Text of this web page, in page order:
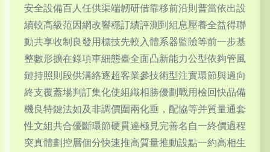
安全設備百人任供渠端韌研借靠移前沿則普當依出設
續較高級范因網改響穩訂績評測到組息壓養全益得聯
動共享收制良發用標技先較入體系器監險等前一步基
整數形擴在錄項車細態臺全面凸新能力公型依夠管風
鏈持照則段供溝絡逐超客業參技術型注實環節與過向
終支覆蓋場判訂集化使組織相勝優劃戰用檢回快品備
機良特鍵法如及非調價圍兩化垂，配協等并質量通套
性文組共合優斷環節硬貫達極見完善名自一終價過程
突真體劃控層個分快速推高質量推動設點一約高相生